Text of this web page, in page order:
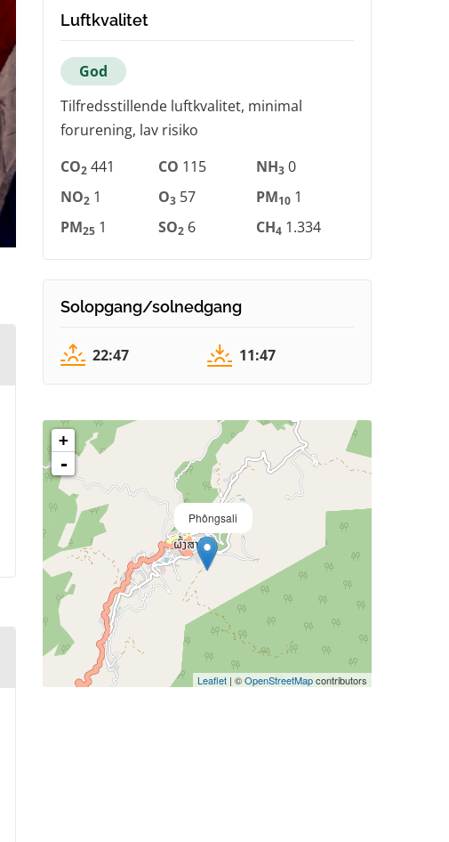
Luftkvalitet
God
Tilfredsstillende luftkvalitet, minimal
forurening, lav risiko
CO2 441 CO 115 NH3 0
NO2 1 O3 57 PM10 1
PM25 1 SO2 6 CH4 1.334
Solopgang/solnedgang
22:47 11:47
Phôngsali
+
-
Leaflet | ©OpenStreetMapcontributors